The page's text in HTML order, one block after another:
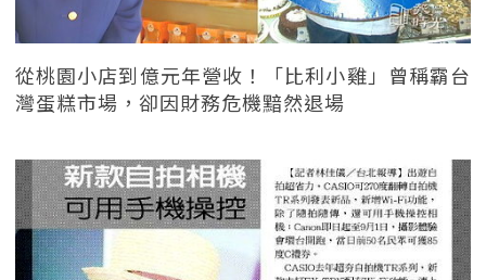
從桃園小店到億元年營收！「比利小雞」曾稱霸台
灣蛋糕市場，卻因財務危機黯然退場